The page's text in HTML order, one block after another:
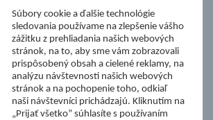
ŽP Informatika s.r.o.
ŠK Železiarne Podbrezová
Tále a.s.
Súbory cookie a ďalšie technológie
sledovania používame na zlepšenie vášho
zážitku z prehliadania našich webových
stránok, na to, aby sme vám zobrazovali
prispôsobený obsah a cielené reklamy, na
analýzu návštevnosti našich webových
stránok a na pochopenie toho, odkiaľ
naši návštevníci prichádzajú. Kliknutím na
„Prijať všetko” súhlasíte s používaním